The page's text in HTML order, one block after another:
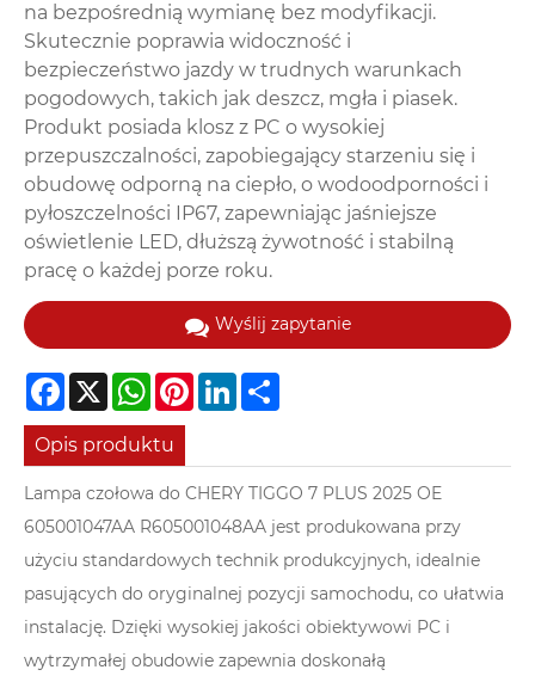
na bezpośrednią wymianę bez modyfikacji.
Skutecznie poprawia widoczność i
bezpieczeństwo jazdy w trudnych warunkach
pogodowych, takich jak deszcz, mgła i piasek.
Produkt posiada klosz z PC o wysokiej
przepuszczalności, zapobiegający starzeniu się i
obudowę odporną na ciepło, o wodoodporności i
pyłoszczelności IP67, zapewniając jaśniejsze
oświetlenie LED, dłuższą żywotność i stabilną
pracę o każdej porze roku.
Wyślij zapytanie
Facebook
X WhatsApp
Pinterest
LinkedIn
Opis produktu
Lampa czołowa do CHERY TIGGO 7 PLUS 2025 OE
605001047AA R605001048AA jest produkowana przy
użyciu standardowych technik produkcyjnych, idealnie
pasujących do oryginalnej pozycji samochodu, co ułatwia
instalację. Dzięki wysokiej jakości obiektywowi PC i
wytrzymałej obudowie zapewnia doskonałą